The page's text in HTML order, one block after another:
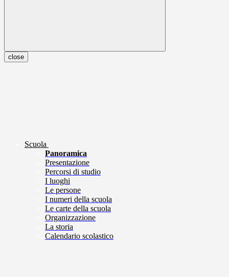
close
Scuola
Panoramica
Presentazione
Percorsi di studio
I luoghi
Le persone
I numeri della scuola
Le carte della scuola
Organizzazione
La storia
Calendario scolastico